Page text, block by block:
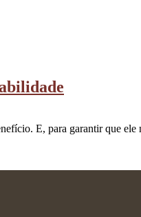
E, para garantir que ele